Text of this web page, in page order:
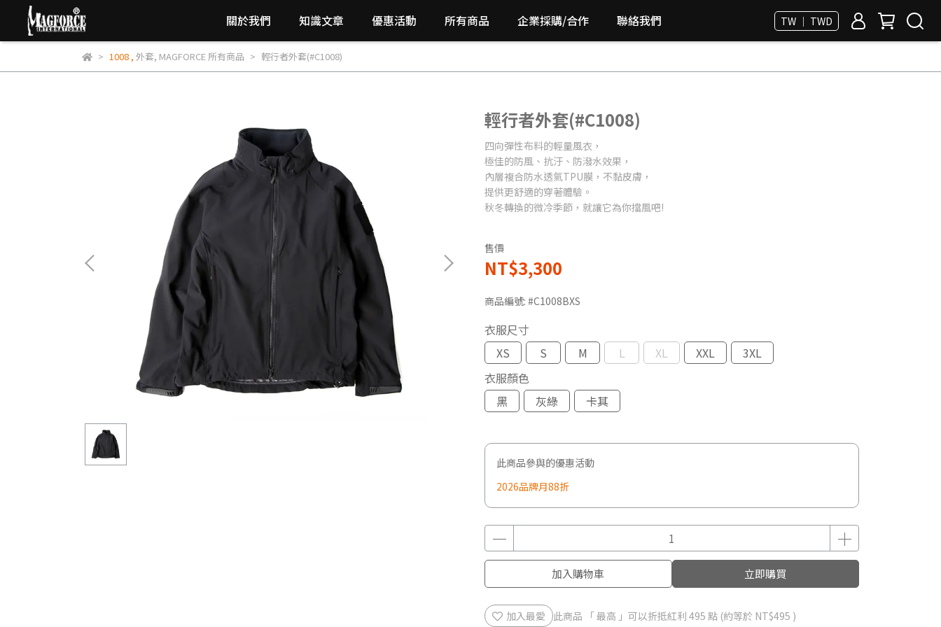
關於我們 知識文章 優惠活動 所有商品 企業採購/合作 聯絡我們 TW ｜ TWD
1008, 外套, MAGFORCE 所有商品 輕行者外套(#C1008)
輕行者外套(#C1008)
四向彈性布料的輕量風衣，
極佳的防風、抗汙、防潑水效果，
內層複合防水透氣TPU膜，不黏皮膚，
提供更舒適的穿著體驗。
秋冬轉換的微冷季節，就讓它為你擋風吧!
售價
NT$3,300
商品編號: #C1008BXS
衣服尺寸
XS
S M L XL XXL
3XL
衣服顏色
黑
灰綠 卡其
此商品參與的優惠活動
2026品牌月88折
加入購物車 立即購買
加入最愛 此商品 「 最高 」可以折抵紅利 495 點 (約等於 NT$495 )